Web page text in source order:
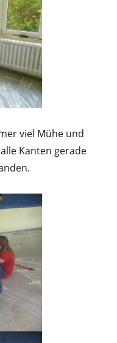
viel Mühe und
Kanten gerade